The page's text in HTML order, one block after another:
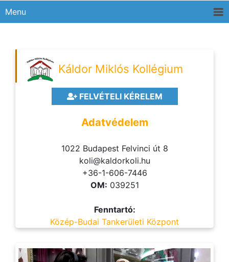
Menu
Káldor Miklós Kollégium
FELVÉTELI KÉRELEM
Adatvédelem
1022 Budapest Felvinci út 8
koli@kaldorkoli.hu
+36-1-606-7446
OM: 039251
Fenntartó:
Közép-Budai Tankerületi Központ